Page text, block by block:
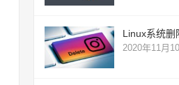
Linux系统删
2020年11月